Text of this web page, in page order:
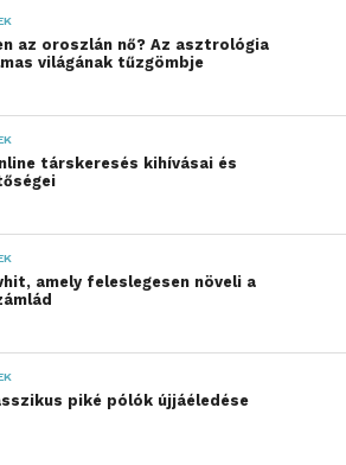
cserélődő
más-más
igényelnek. Egy
sokat
azért, hogy a
és textíliák
a
tapintásukat
az LG háztartási
az oroszlán nő? Az asztrológia
világának tűzgömbje
társkeresés kihívásai és
amely feleslegesen növeli a
piké pólók újjáéledése